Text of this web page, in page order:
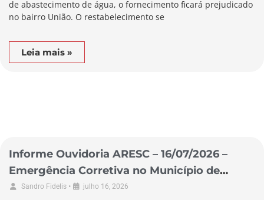
de abastecimento de água, o fornecimento ficará prejudicado
no bairro União. O restabelecimento se
Leia mais »
Informe Ouvidoria ARESC – 16/07/2026 –
Emergência Corretiva no Município de
Alfredo Wagner
Sandro Fidelis • julho 16, 2026